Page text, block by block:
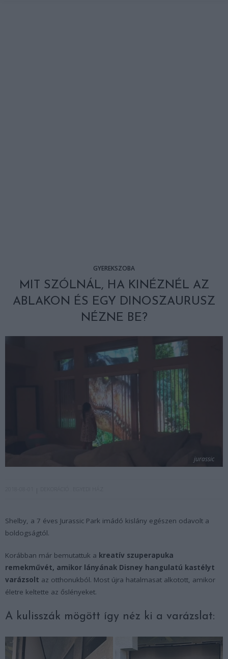
GYEREKSZOBA
MIT SZÓLNÁL, HA KINÉZNÉL AZ
ABLAKON ÉS EGY DINOSZAURUSZ
NÉZNE BE?
jurassic
Shelby, a 7 éves Jurassic Park imádó kislány egészen odavolt a
boldogságtól.
Korábban már bemutattuk a kreatív szuperapuka
remekművét, amikor lányának Disney hangulatú kastélyt
varázsolt az otthonukból. Most újra hatalmasat alkotott, amikor
életre keltette az őslényeket.
A kulisszák mögött így néz ki a varázslat: